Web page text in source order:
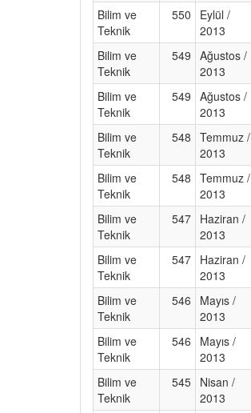
Bilim ve
Teknik
550
Eylül /
2013
Bilim ve
Teknik
549
Ağustos /
2013
Bilim ve
Teknik
549
Ağustos /
2013
Bilim ve
Teknik
548
Temmuz /
2013
Bilim ve
Teknik
548
Temmuz /
2013
Bilim ve
Teknik
547 Haziran /
2013
Bilim ve
Teknik
547 Haziran /
2013
Bilim ve
Teknik
546
Mayıs /
2013
Bilim ve
Teknik
546
Mayıs /
2013
Bilim ve
Teknik
545 Nisan /
2013